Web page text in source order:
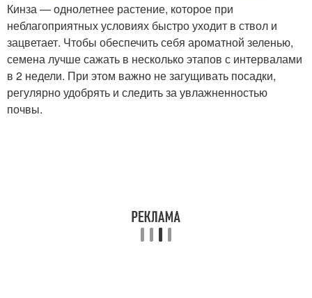
Кинза — однолетнее растение, которое при
неблагоприятных условиях быстро уходит в ствол и
зацветает. Чтобы обеспечить себя ароматной зеленью,
семена лучше сажать в несколько этапов с интервалами
в 2 недели. При этом важно не загущивать посадки,
регулярно удобрять и следить за увлажненностью
почвы.